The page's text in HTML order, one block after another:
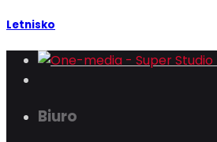
Letnisko
Biuro